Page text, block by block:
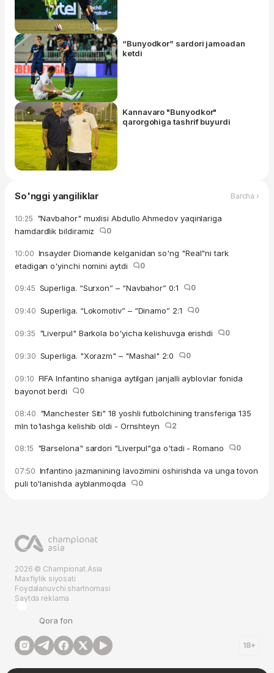
“Bunyodkor” sardori jamoadan
ketdi
Kannavaro "Bunyodkor"
qarorgohiga tashrif buyurdi
So'nggi yangiliklar Barcha ›
10:25 "Navbahor" muxlisi Abdullo Ahmedov yaqinlariga
hamdardlik bildiramiz
0
10:00 Insayder Diomande kelganidan so'ng "Real"ni tark
etadigan o'yinchi nomini aytdi
0
09:45 Superliga. “Surxon” – “Navbahor” 0:1 0
09:40 Superliga. “Lokomotiv” – “Dinamo” 2:1 0
09:35 "Liverpul" Barkola bo'yicha kelishuvga erishdi 0
09:30 Superliga. "Xorazm" – "Mashal" 2:0 0
09:10 FIFA Infantino shaniga aytilgan janjalli ayblovlar fonida
bayonot berdi
0
08:40 "Manchester Siti" 18 yoshli futbolchining transferiga 135
mln to'lashga kelishib oldi - Ornshteyn
2
08:15 "Barselona" sardori "Liverpul"ga o'tadi - Romano 0
07:50 Infantino jazmanining lavozimini oshirishda va unga tovon
puli to'lanishda ayblanmoqda
0
2026 © Championat.Asia
Maxfiylik siyosati
Foydalanuvchi shartnomasi
Saytda reklama
Qora fon
18+